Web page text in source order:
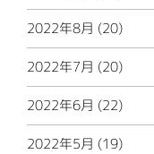
2022年8月 (20)
2022年7月 (20)
2022年6月 (22)
2022年5月 (19)